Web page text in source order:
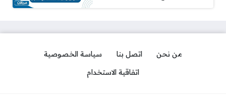
من نحن اتصل بنا
سياسة الخصوصية
اتفاقية الاستخدام